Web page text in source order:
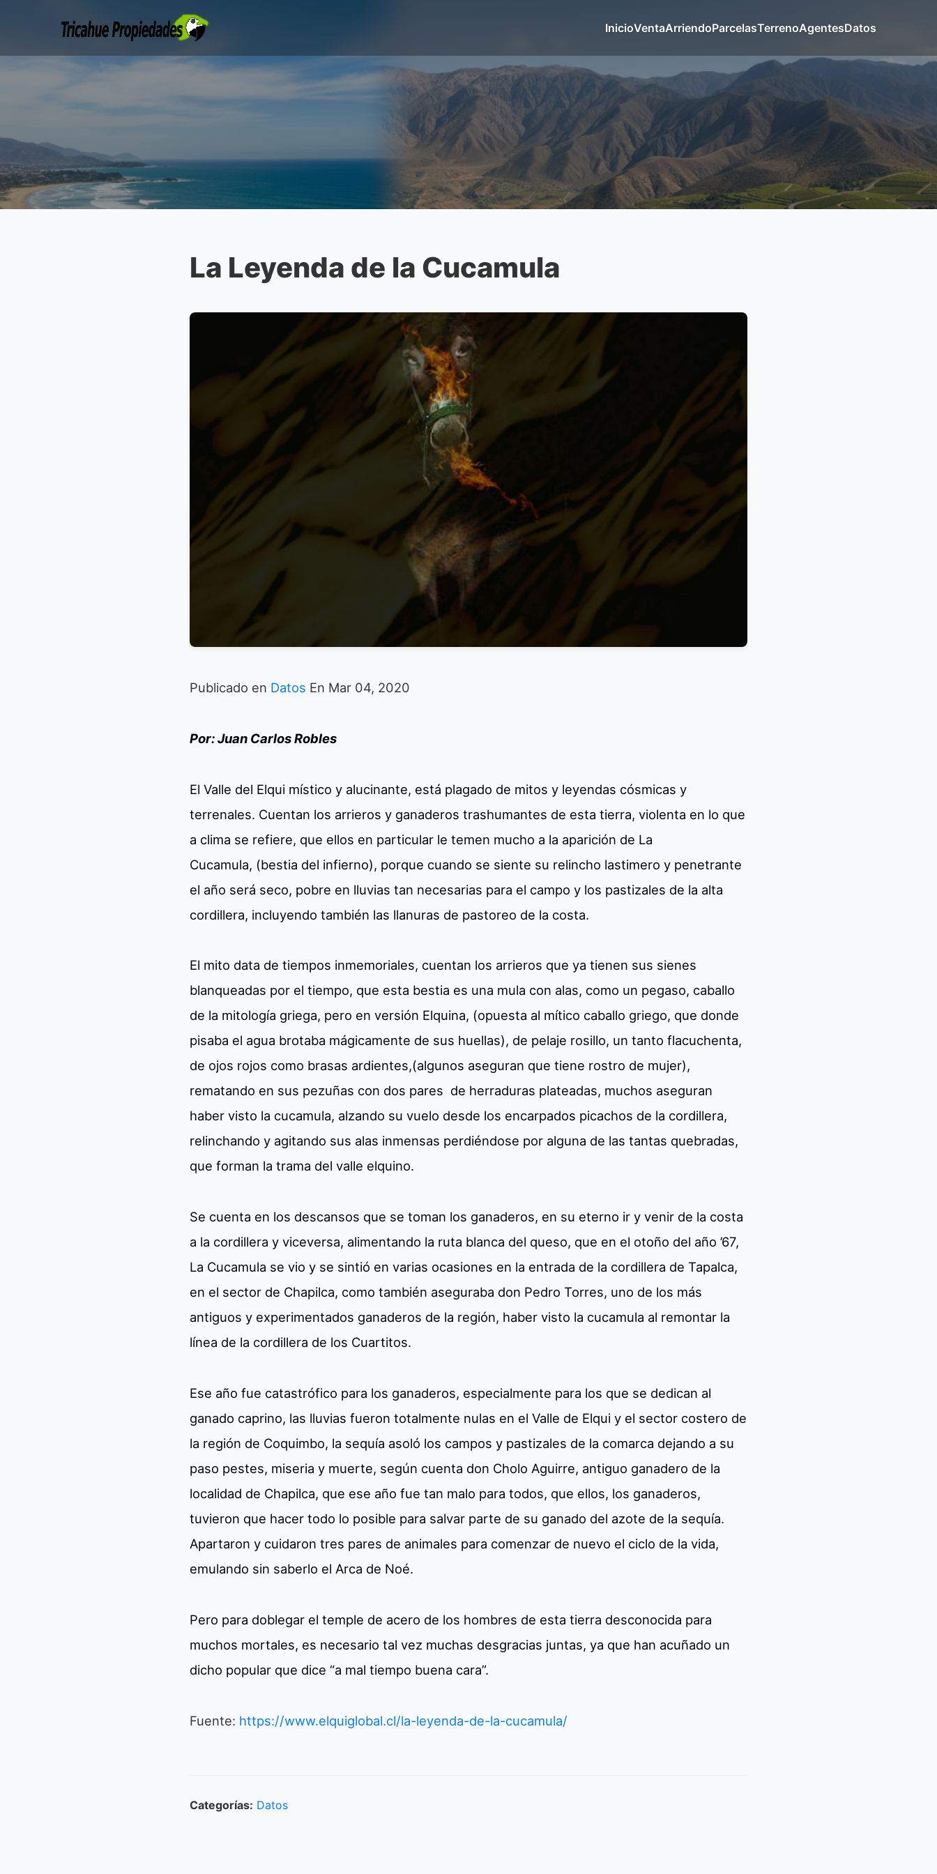
InicioVentaArriendoParcelasTerrenoAgentesDatos
La Leyenda de la Cucamula
Publicado en Datos En Mar 04, 2020
Por: Juan Carlos Robles
El Valle del Elqui místico y alucinante, está plagado de mitos y leyendas cósmicas y
terrenales. Cuentan los arrieros y ganaderos trashumantes de esta tierra, violenta en lo que
a clima se refiere, que ellos en particular le temen mucho a la aparición de La
Cucamula, (bestia del infierno), porque cuando se siente su relincho lastimero y penetrante
el año será seco, pobre en lluvias tan necesarias para el campo y los pastizales de la alta
cordillera, incluyendo también las llanuras de pastoreo de la costa.
El mito data de tiempos inmemoriales, cuentan los arrieros que ya tienen sus sienes
blanqueadas por el tiempo, que esta bestia es una mula con alas, como un pegaso, caballo
de la mitología griega, pero en versión Elquina, (opuesta al mítico caballo griego, que donde
pisaba el agua brotaba mágicamente de sus huellas), de pelaje rosillo, un tanto flacuchenta,
de ojos rojos como brasas ardientes,(algunos aseguran que tiene rostro de mujer),
rematando en sus pezuñas con dos pares de herraduras plateadas, muchos aseguran
haber visto la cucamula, alzando su vuelo desde los encarpados picachos de la cordillera,
relinchando y agitando sus alas inmensas perdiéndose por alguna de las tantas quebradas,
que forman la trama del valle elquino.
Se cuenta en los descansos que se toman los ganaderos, en su eterno ir y venir de la costa
a la cordillera y viceversa, alimentando la ruta blanca del queso, que en el otoño del año ’67,
La Cucamula se vio y se sintió en varias ocasiones en la entrada de la cordillera de Tapalca,
en el sector de Chapilca, como también aseguraba don Pedro Torres, uno de los más
antiguos y experimentados ganaderos de la región, haber visto la cucamula al remontar la
línea de la cordillera de los Cuartitos.
Ese año fue catastrófico para los ganaderos, especialmente para los que se dedican al
ganado caprino, las lluvias fueron totalmente nulas en el Valle de Elqui y el sector costero de
la región de Coquimbo, la sequía asoló los campos y pastizales de la comarca dejando a su
paso pestes, miseria y muerte, según cuenta don Cholo Aguirre, antiguo ganadero de la
localidad de Chapilca, que ese año fue tan malo para todos, que ellos, los ganaderos,
tuvieron que hacer todo lo posible para salvar parte de su ganado del azote de la sequía.
Apartaron y cuidaron tres pares de animales para comenzar de nuevo el ciclo de la vida,
emulando sin saberlo el Arca de Noé.
Pero para doblegar el temple de acero de los hombres de esta tierra desconocida para
muchos mortales, es necesario tal vez muchas desgracias juntas, ya que han acuñado un
dicho popular que dice “a mal tiempo buena cara”.
Fuente: https://www.elquiglobal.cl/la-leyenda-de-la-cucamula/
Categorías: Datos